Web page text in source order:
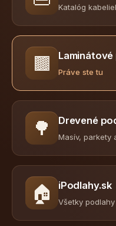
Katalóg
🟫 Práve ste tu
🌳 Drevené
Masív, parkety
🏠 iPodlahy.sk
Všetky